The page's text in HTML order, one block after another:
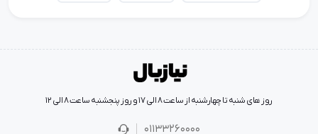
روز های شنبه تا چهارشنبه از ساعت 8 الی 17 و روز پنجشنبه ساعت 8 الی 12
01133260000